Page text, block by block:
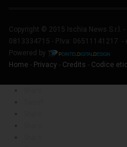
Copyright © 2015 Ischia News S.r.l. -
0813334715 - P.Iva: 06511141217 -
Powered by
Home - Privacy - Credits - Codice